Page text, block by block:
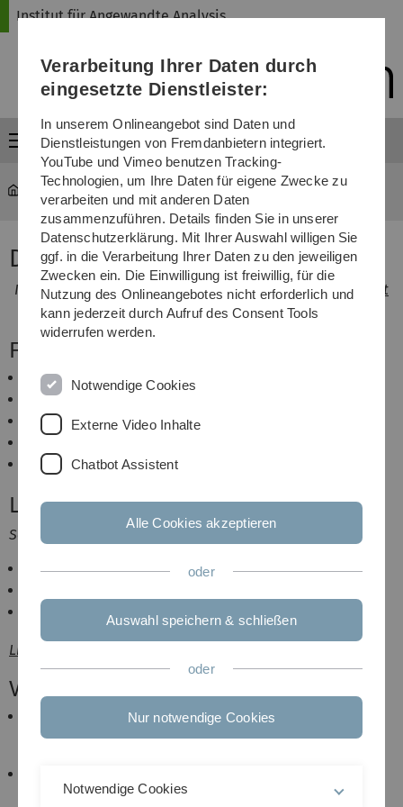
Direkt
Direkt
Direkt
(Sprache,
Drucken,
Media)
Direkt
Direkt
Institut für Angewandte Analysis
Menü
Dr. Moritz Gerlach
Dr. Moritz Gerlach
Ich bin seit dem Wintersemester 2014/15 an derUniversität
des Saarlandes.
Forschungsinteressen
Kernoperatoren
Asymptotik von Halbgruppen und Markovprozessen
Ergodentheorie
Algorithmen und Komplexitätstheorie
Lehrtätigkeiten
Sommersemester 2014:
ÜbungsleiterElemente der Funktionentheorie
Betreuung des
Seminars Funktionalanalysis
Liste
Veröffentlichungen
Semigroups of Kernel Operators
A Tauberian theorem for strong Feller semigroups
Verarbeitung Ihrer Daten durch
eingesetzte Dienstleister:
In unserem Onlineangebot sind Daten und
Dienstleistungen von Fremdanbietern integriert.
YouTube und Vimeo benutzen Tracking-
Technologien, um Ihre Daten für eigene Zwecke zu
verarbeiten und mit anderen Daten
zusammenzuführen. Details finden Sie in unserer
Datenschutzerklärung. Mit Ihrer Auswahl willigen Sie
ggf. in die Verarbeitung Ihrer Daten zu den jeweiligen
Zwecken ein. Die Einwilligung ist freiwillig, für die
Nutzung des Onlineangebotes nicht erforderlich und
kann jederzeit durch Aufruf des Consent Tools
widerrufen werden.
Notwendige Cookies
Externe Video Inhalte
Chatbot Assistent
Alle Cookies akzeptieren
oder
Auswahl speichern & schließen
oder
Nur notwendige Cookies
Notwendige Cookies